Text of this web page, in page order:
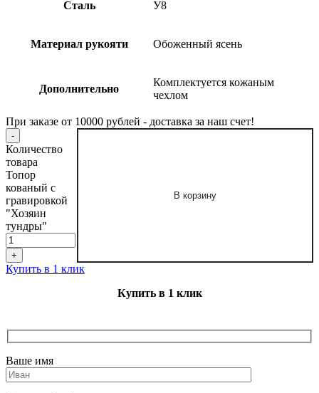
Сталь У8
Материал рукояти Обоженный ясень
Дополнительно
Комплектуется кожаным
чехлом
При заказе от 10000 рублей - доставка за наш счет!
Количество
товара
Топор
кованый с
гравировкой
"Хозяин
тундры"
В корзину
Купить в 1 клик
Купить в 1 клик
Ваше имя